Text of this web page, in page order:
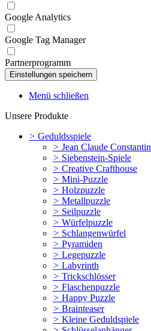
Google Analytics
Google Tag Manager
Partnerprogramm
Menü schließen
Unsere Produkte
> Geduldsspiele
> Jean Claude Constantin
> Siebenstein-Spiele
> Creative Crafthouse
> Mini-Puzzle
> Holzpuzzle
> Metallpuzzle
> Seilpuzzle
> Würfelpuzzle
> Schlangenwürfel
> Pyramiden
> Legepuzzle
> Labyrinth
> Trickschlösser
> Flaschenpuzzle
> Happy Puzzle
> Brainteaser
> Kleine Geduldspiele